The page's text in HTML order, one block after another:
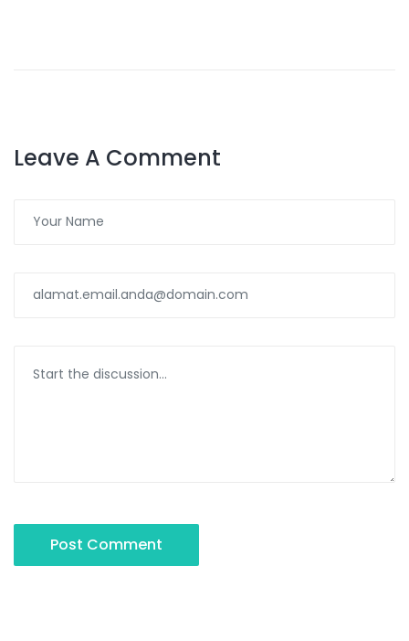
Leave A Comment
Post Comment